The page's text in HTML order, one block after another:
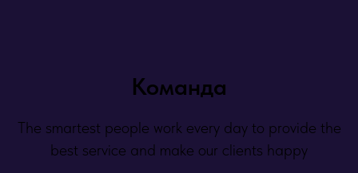
Команда
The smartest people work every day to provide the
best service and make our clients happy